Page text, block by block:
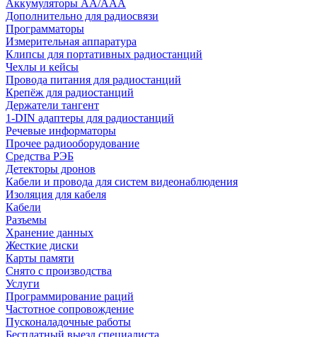
Аккумуляторы АА/ААА
Дополнительно для радиосвязи
Программаторы
Измерительная аппаратура
Клипсы для портативных радиостанций
Чехлы и кейсы
Провода питания для радиостанций
Крепёж для радиостанций
Держатели тангент
1-DIN адаптеры для радиостанций
Речевые информаторы
Прочее радиооборудование
Средства РЭБ
Детекторы дронов
Кабели и провода для систем видеонаблюдения
Изоляция для кабеля
Кабели
Разъемы
Хранение данных
Жесткие диски
Карты памяти
Снято с производства
Услуги
Программирование раций
Частотное сопровождение
Пусконаладочные работы
Бесплатный выезд специалиста